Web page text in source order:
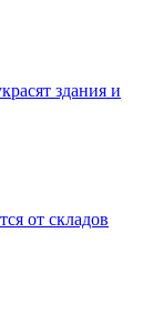
здания и
от складов